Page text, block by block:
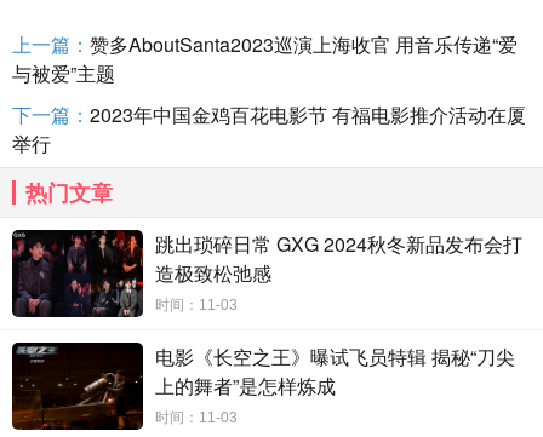
化？周五准时相约，继续锁定22:00在浙江卫视播出，22:30
在Z视介客户端上线的《超燃美食记》第三季！唯有时光与美
食不可辜负，今晚与“超燃家族”共赴美食之约吧！
上一篇： 赞多AboutSanta2023巡演上海收官 用音乐传递“爱
与被爱”主题
下一篇： 2023年中国金鸡百花电影节 有福电影推介活动在厦
举行
热门文章
跳出琐碎日常 GXG 2024秋冬新品发布会打
造极致松弛感
时间：11-03
电影《长空之王》曝试飞员特辑 揭秘“刀尖
上的舞者”是怎样炼成
时间：11-03